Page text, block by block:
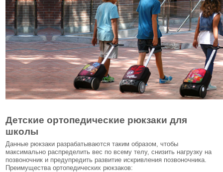
Детские ортопедические рюкзаки для
школы
Данные рюкзаки разрабатываются таким образом, чтобы
максимально распределить вес по всему телу, снизить нагрузку на
позвоночник и предупредить развитие искривления позвоночника.
Преимущества ортопедических рюкзаков: